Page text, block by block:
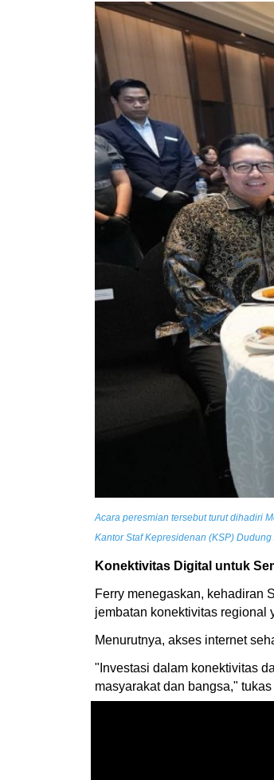
Acara peresmian tersebut turut dihadiri
Kantor Staf Kepresidenan (KSP)
Konektivitas Digital untuk
Ferry menegaskan, kehadiran
jembatan konektivitas regional
Menurutnya, akses internet
"Investasi dalam konektivitas
masyarakat dan bangsa," tukas